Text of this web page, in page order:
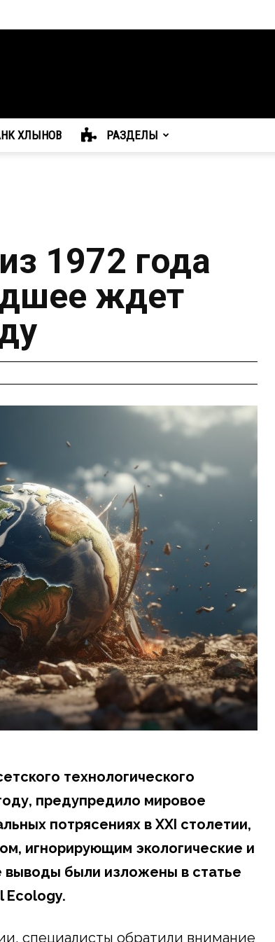
ХЛЫНОВ РАЗДЕЛЫ
1972 года
ждет
технологического
предупредило мировое
потрясениях в XXI столетии,
игнорирующим экологические и
были изложены в статье
Ecology.
специалисты обратили внимание